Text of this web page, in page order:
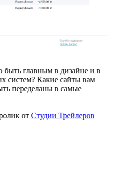
быть главным в дизайне и в
систем? Какие сайты вам
переделаны в самые
от Студии Трейлеров